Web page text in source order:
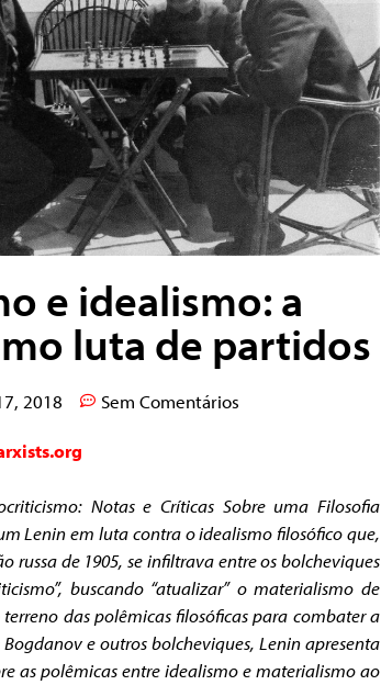
e idealismo: a
luta de partidos
2018 Sem Comentários
Notas e Críticas Sobre uma Filosofia
Lenin em luta contra o idealismo filosófico que,
russa de 1905, se infiltrava entre os bolcheviques
buscando “atualizar” o materialismo de
das polêmicas filosóficas para combater a
e outros bolcheviques, Lenin apresenta
as polêmicas entre idealismo e materialismo ao